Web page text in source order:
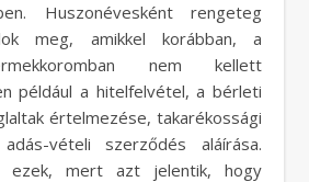
Huszonévesként rengeteg
meg, amikkel korábban, a
nem kellett
például a hitelfelvétel, a bérleti
értelmezése, takarékossági
vételi szerződés aláírása.
ezek, mert azt jelentik, hogy